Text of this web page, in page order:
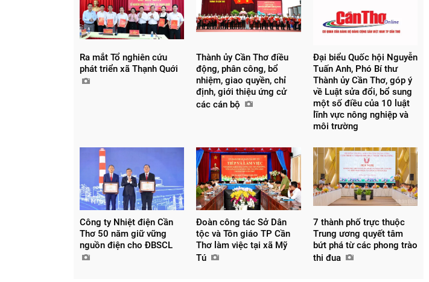
Ra mắt Tổ nghiên cứu
phát triển xã Thạnh Quới
Thành ủy Cần Thơ điều
động, phân công, bổ
nhiệm, giao quyền, chỉ
định, giới thiệu ứng cử
các cán bộ
Đại biểu Quốc hội Nguyễn
Tuấn Anh, Phó Bí thư
Thành ủy Cần Thơ, góp ý
về Luật sửa đổi, bổ sung
một số điều của 10 luật
lĩnh vực nông nghiệp và
môi trường
Công ty Nhiệt điện Cần
Thơ 50 năm giữ vững
nguồn điện cho ĐBSCL
Đoàn công tác Sở Dân
tộc và Tôn giáo TP Cần
Thơ làm việc tại xã Mỹ
Tú
7 thành phố trực thuộc
Trung ương quyết tâm
bứt phá từ các phong trào
thi đua